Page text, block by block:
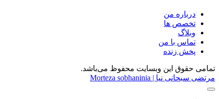
درباره من
تخصص ها
وبلاگ
تماس با من
پخش زنده
تمامی حقوق این وبسایت محفوظ می‌باشد.
مرتضی سبحانی نیا | Morteza sobhaninia